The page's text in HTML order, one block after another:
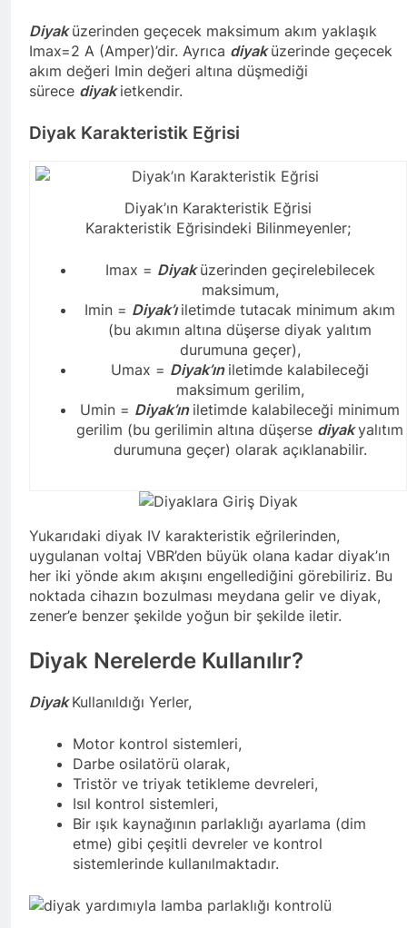
Diyak üzerinden geçecek maksimum akım yaklaşık
Imax=2 A (Amper)’dir. Ayrıca diyak üzerinde geçecek
akım değeri Imin değeri altına düşmediği
sürece diyak ietkendir.
Diyak Karakteristik Eğrisi
Diyak’ın Karakteristik Eğrisi
Karakteristik Eğrisindeki Bilinmeyenler;
Imax = Diyak üzerinden geçirelebilecek
maksimum,
Imin = Diyak’ı iletimde tutacak minimum akım
(bu akımın altına düşerse diyak yalıtım
durumuna geçer),
Umax = Diyak’ın iletimde kalabileceği
maksimum gerilim,
Umin = Diyak’ın iletimde kalabileceği minimum
gerilim (bu gerilimin altına düşerse diyak yalıtım
durumuna geçer) olarak açıklanabilir.
Yukarıdaki diyak IV karakteristik eğrilerinden,
uygulanan voltaj VBR’den büyük olana kadar diyak’ın
her iki yönde akım akışını engellediğini görebiliriz. Bu
noktada cihazın bozulması meydana gelir ve diyak,
zener’e benzer şekilde yoğun bir şekilde iletir.
Diyak Nerelerde Kullanılır?
Diyak Kullanıldığı Yerler,
Motor kontrol sistemleri,
Darbe osilatörü olarak,
Tristör ve triyak tetikleme devreleri,
Isıl kontrol sistemleri,
Bir ışık kaynağının parlaklığı ayarlama (dim
etme) gibi çeşitli devreler ve kontrol
sistemlerinde kullanılmaktadır.